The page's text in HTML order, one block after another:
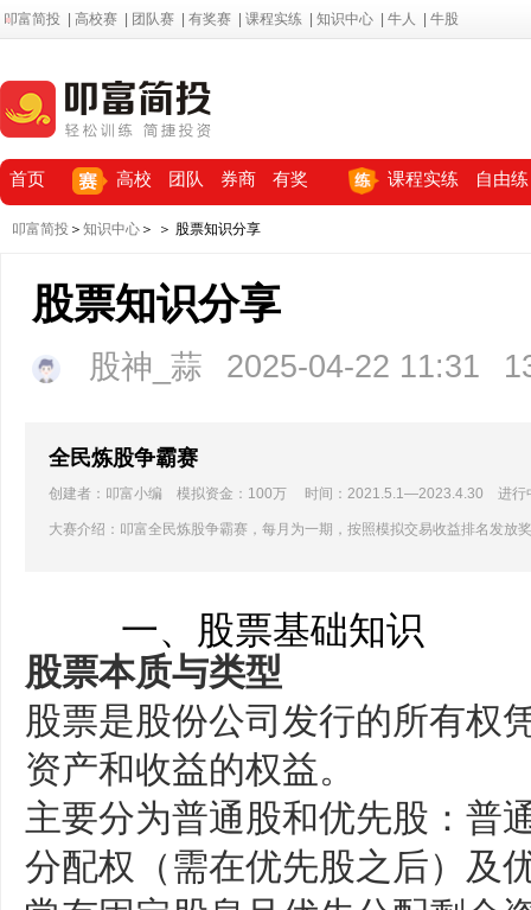
叩富简投 高校赛 团队赛 有奖赛 课程实练 知识中心 牛人 牛股
首页 高校 团队 券商 有奖 课程实练 自由练
叩富简投 ＞ 知识中心 ＞ ＞ 股票知识分享
股票知识分享
股神_蒜 2025-04-22 11:31
全民炼股争霸赛
创建者：叩富小编 模拟资金：100万 时间：2021.5.1—2023.4.30 进行
大赛介绍：叩富全民炼股争霸赛，每月为一期，按照模拟交易收益排名发放
一、股票基础知识
股票本质与类型
股票是股份公司发行的所有权
资产和收益的权益‌。
主要分为普通股和优先股：普
分配权（需在优先股之后）及